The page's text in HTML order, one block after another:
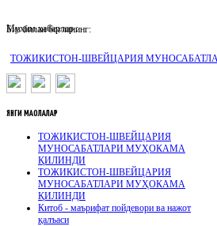
Муҳим хабарлар :
ТОЖИКИСТОН-ШВЕЙЦАРИЯ
Биз билан боғланинг:
ЯНГИ МАҚОЛАЛАР
ТОЖИКИСТОН-ШВЕЙЦАРИЯ
МУНОСАБАТЛАРИ МУҲОКАМА
ҚИЛИНДИ
ТОЖИКИСТОН-ШВЕЙЦАРИЯ
МУНОСАБАТЛАРИ МУҲОКАМА
ҚИЛИНДИ
Китоб - маърифат пойдевори ва нажот
қалъаси